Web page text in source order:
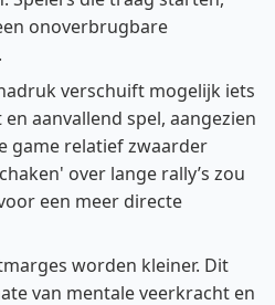
onoverbrugbare
verschuift mogelijk iets
aanvallend spel, aangezien
game relatief zwaarder
over lange rally’s zou
een meer directe
worden kleiner. Dit
van mentale veerkracht en